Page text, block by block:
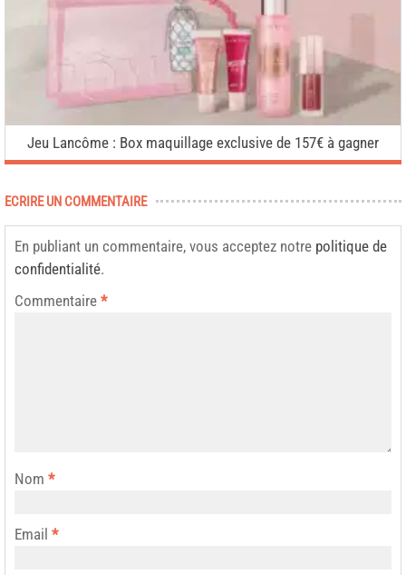
Jeu Lancôme : Box maquillage exclusive de 157€ à gagner
ECRIRE UN COMMENTAIRE
En publiant un commentaire, vous acceptez notre politique de
confidentialité.
Commentaire *
Nom *
Email *